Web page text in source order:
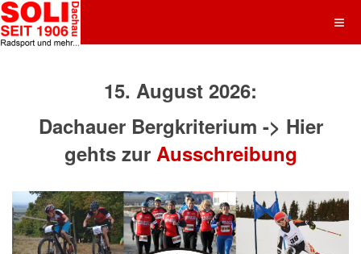
15. August 2026:
Dachauer Bergkriterium -> Hier
gehts zur Ausschreibung